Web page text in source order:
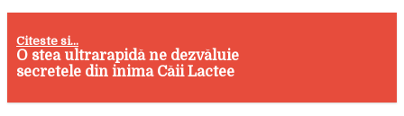
Citeste si...
O stea ultrarapidă ne dezvăluie
secretele din inima Căii Lactee